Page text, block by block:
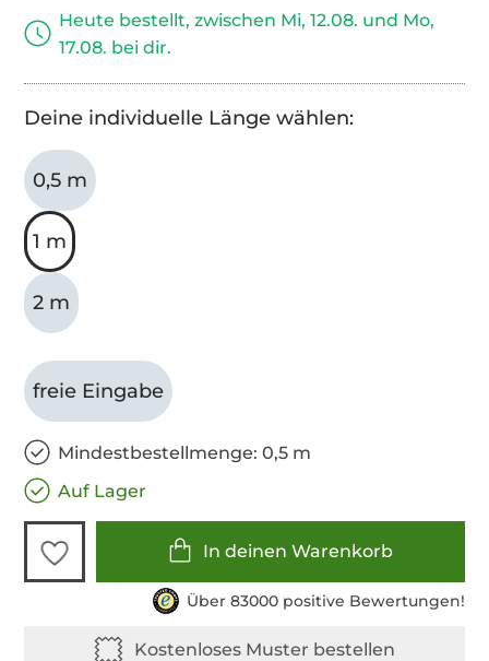
Heute bestellt, zwischen Mi, 12.08. und Mo,
17.08. bei dir.
Deine individuelle Länge wählen:
0,5 m
1 m
2 m
freie Eingabe
Mindestbestellmenge: 0,5 m
Auf Lager
In deinen Warenkorb
Über 83000 positive Bewertungen!